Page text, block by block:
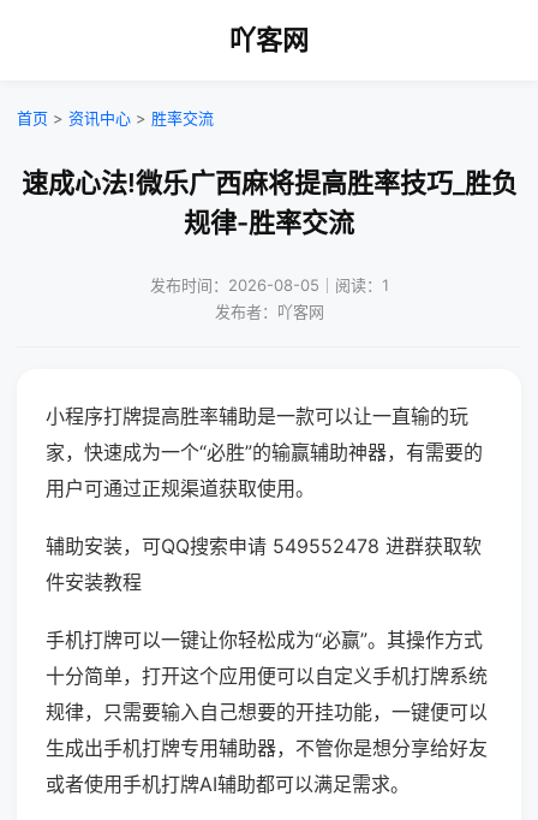
吖客网
首页 > 资讯中心 > 胜率交流
速成心法!微乐广西麻将提高胜率技巧_胜负
规律-胜率交流
发布时间：2026-08-05｜阅读：1
发布者：吖客网
小程序打牌提高胜率辅助是一款可以让一直输的玩
家，快速成为一个“必胜”的输赢辅助神器，有需要的
用户可通过正规渠道获取使用。
辅助安装，可QQ搜索申请 549552478 进群获取软
件安装教程
手机打牌可以一键让你轻松成为“必赢”。其操作方式
十分简单，打开这个应用便可以自定义手机打牌系统
规律，只需要输入自己想要的开挂功能，一键便可以
生成出手机打牌专用辅助器，不管你是想分享给好友
或者使用手机打牌AI辅助都可以满足需求。